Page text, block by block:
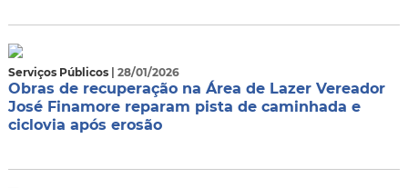
Serviços Públicos | 28/01/2026
Obras de recuperação na Área de Lazer Vereador
José Finamore reparam pista de caminhada e
ciclovia após erosão